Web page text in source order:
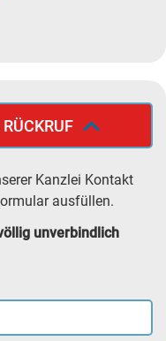
Kanzlei Kontakt
ausfüllen.
unverbindlich